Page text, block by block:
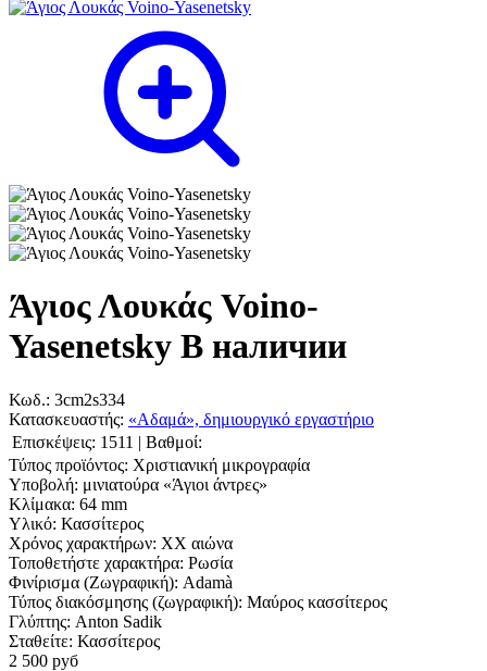
Άγιος Λουκάς Voino-
Yasenetsky В наличии
Κωδ.: 3cm2s334
Κατασκευαστής: «Αδαμά», δημιουργικό εργαστήριο
Επισκέψεις: 1511 | Βαθμοί:
Τύπος προϊόντος: Χριστιανική μικρογραφία
Υποβολή: μινιατούρα «Άγιοι άντρες»
Κλίμακα: 64 mm
Υλικό: Κασσίτερος
Χρόνος χαρακτήρων: XX αιώνα
Τοποθετήστε χαρακτήρα: Ρωσία
Φινίρισμα (Ζωγραφική): Adamà
Τύπος διακόσμησης (ζωγραφική): Μαύρος κασσίτερος
Γλύπτης: Anton Sadik
Σταθείτε: Κασσίτερος
2 500 руб